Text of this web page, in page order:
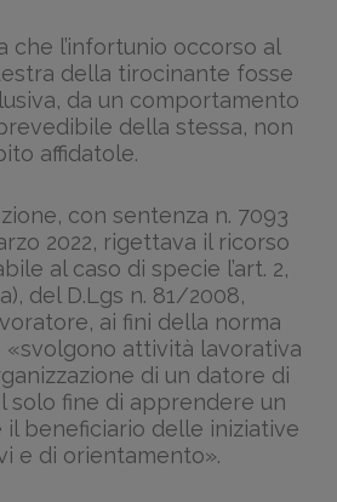
che l’infortunio occorso al
della tirocinante fosse
da un comportamento
della stessa, non
affidatole.
con sentenza n. 7093
2022, rigettava il ricorso
al caso di specie l’art. 2,
del D.Lgs n. 81/2008,
ai fini della norma
attività lavorativa
di un datore di
solo fine di apprendere un
il beneficiario delle iniziative
e di orientamento».